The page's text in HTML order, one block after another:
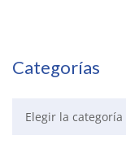
Categorías